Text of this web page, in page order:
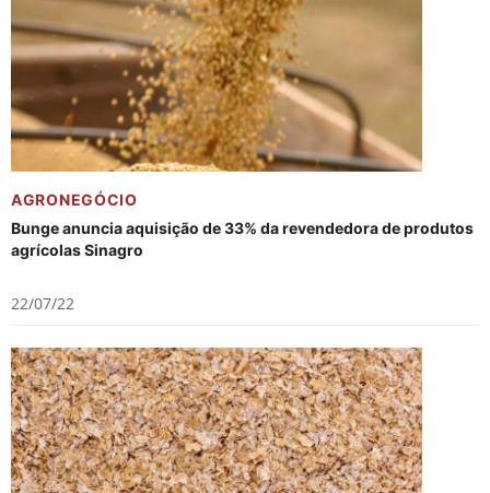
AGRONEGÓCIO
Bunge anuncia aquisição de 33% da revendedora de produtos
agrícolas Sinagro
22/07/22